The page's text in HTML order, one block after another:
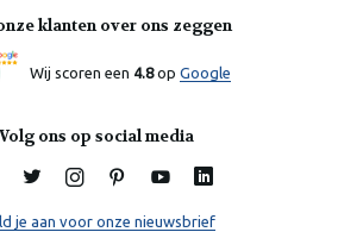
klanten over ons zeggen
Wij scoren een 4.8op Google
Volg ons op social media
je aan voor onze nieuwsbrief